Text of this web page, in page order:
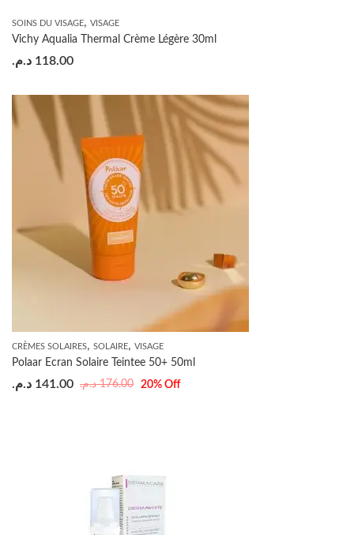
SOINS DU VISAGE, VISAGE
Vichy Aqualia Thermal Crème Légère 30ml
118.00 د.م.
CRÈMES SOLAIRES, SOLAIRE, VISAGE
Polaar Ecran Solaire Teintee 50+ 50ml
176.00 د.م. 141.00 د.م. 20% Off